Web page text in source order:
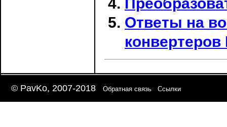
Ответы на
конвертеров
© PavKo, 2007-2018 Обратная связь Ссылки